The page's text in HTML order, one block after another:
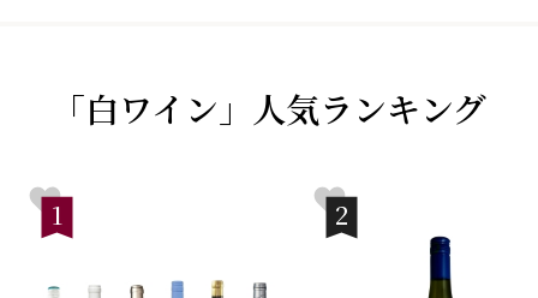
「白ワイン」人気ランキング
1 2